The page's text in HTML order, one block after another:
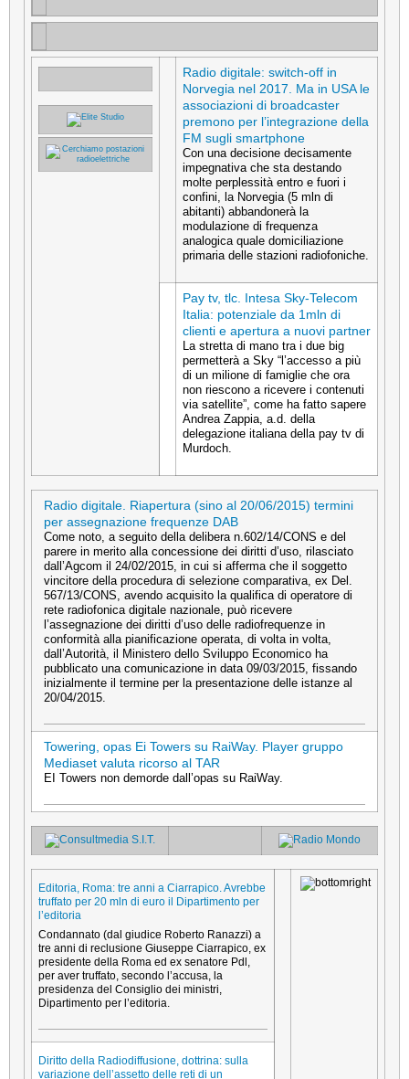
Radio digitale: switch-off in
Norvegia nel 2017. Ma in USA le
associazioni di broadcaster
premono per l’integrazione della
FM sugli smartphone
Con una decisione decisamente
impegnativa che sta destando
molte perplessità entro e fuori i
confini, la Norvegia (5 mln di
abitanti) abbandonerà la
modulazione di frequenza
analogica quale domiciliazione
primaria delle stazioni radiofoniche.
Pay tv, tlc. Intesa Sky-Telecom
Italia: potenziale da 1mln di
clienti e apertura a nuovi partner
La stretta di mano tra i due big
permetterà a Sky “l’accesso a più
di un milione di famiglie che ora
non riescono a ricevere i contenuti
via satellite”, come ha fatto sapere
Andrea Zappia, a.d. della
delegazione italiana della pay tv di
Murdoch.
Radio digitale. Riapertura (sino al 20/06/2015) termini
per assegnazione frequenze DAB
Come noto, a seguito della delibera n.602/14/CONS e del
parere in merito alla concessione dei diritti d’uso, rilasciato
dall’Agcom il 24/02/2015, in cui si afferma che il soggetto
vincitore della procedura di selezione comparativa, ex Del.
567/13/CONS, avendo acquisito la qualifica di operatore di
rete radiofonica digitale nazionale, può ricevere
l’assegnazione dei diritti d’uso delle radiofrequenze in
conformità alla pianificazione operata, di volta in volta,
dall’Autorità, il Ministero dello Sviluppo Economico ha
pubblicato una comunicazione in data 09/03/2015, fissando
inizialmente il termine per la presentazione delle istanze al
20/04/2015.
Towering, opas Ei Towers su RaiWay. Player gruppo
Mediaset valuta ricorso al TAR
EI Towers non demorde dall’opas su RaiWay.
Editoria, Roma: tre anni a Ciarrapico. Avrebbe
truffato per 20 mln di euro il Dipartimento per
l’editoria
Condannato (dal giudice Roberto Ranazzi) a
tre anni di reclusione Giuseppe Ciarrapico, ex
presidente della Roma ed ex senatore Pdl,
per aver truffato, secondo l’accusa, la
presidenza del Consiglio dei ministri,
Dipartimento per l’editoria.
Diritto della Radiodiffusione, dottrina: sulla
variazione dell’assetto delle reti di un